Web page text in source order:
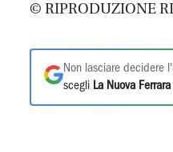
© RIPRODUZIONE
Non lasciare decidere
scegli La Nuova Ferrara